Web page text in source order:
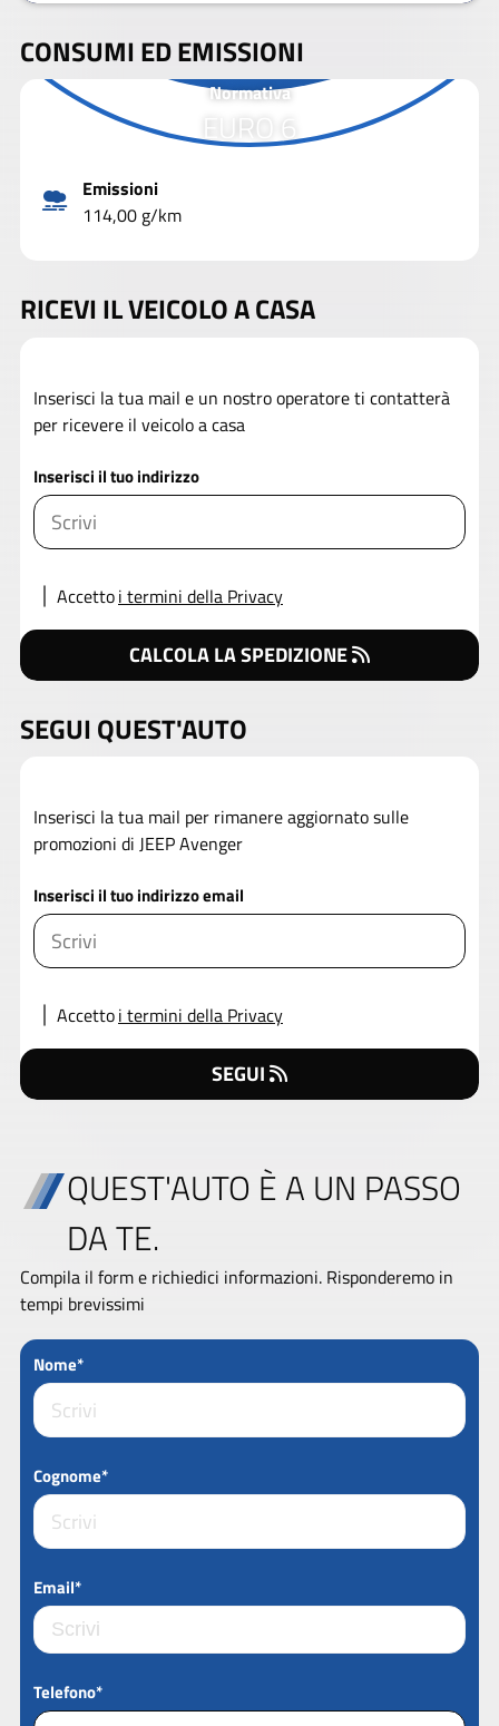
CONSUMI ED EMISSIONI
Normativa
EURO 6
Emissioni
114,00 g/km
RICEVI IL VEICOLO A CASA
Inserisci la tua mail e un nostro operatore ti contatterà
per ricevere il veicolo a casa
Inserisci il tuo indirizzo
Accettoi termini della Privacy
CALCOLA LA SPEDIZIONE
SEGUI QUEST'AUTO
Inserisci la tua mail per rimanere aggiornato sulle
promozioni di JEEP Avenger
Inserisci il tuo indirizzo email
Accettoi termini della Privacy
SEGUI
QUEST'AUTO È A UN PASSO
DA TE.
Compila il form e richiedici informazioni. Risponderemo in
tempi brevissimi
Nome*
Cognome*
Email*
Telefono*